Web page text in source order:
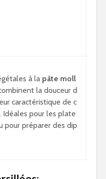
à la pâte moll
la douceur d
caractéristique de c
pour les plate
pour préparer des dip